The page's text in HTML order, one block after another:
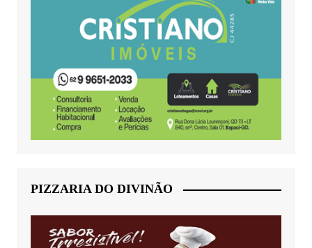
PIZZARIA DO DIVINÃO